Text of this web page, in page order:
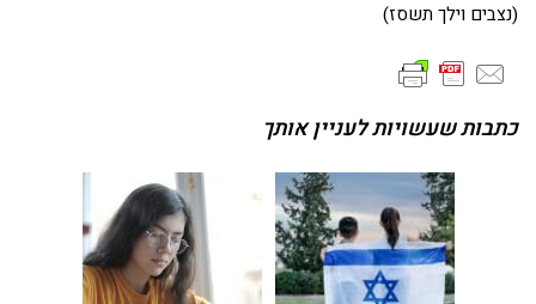
(נצבים וילך תשסז)
כתבות שעשויות לעניין אותך